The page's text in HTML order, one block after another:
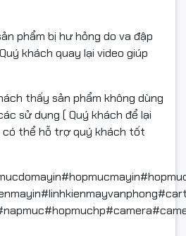
phẩm bị hư hỏng do va đập
khách quay lại video giúp
thấy sản phẩm không dùng
sử dụng ( Quý khách để lại
có thể hỗ trợ quý khách tốt